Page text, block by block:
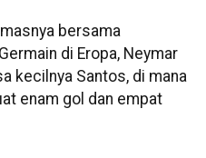
bersama
di Eropa, Neymar
kecilnya Santos, di mana
enam gol dan empat